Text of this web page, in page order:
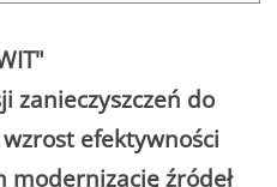
zanieczyszczeń do
efektywności
źródeł